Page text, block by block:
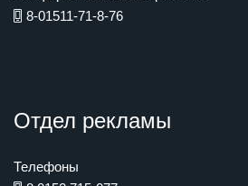
8-01511-71-8-76
Отдел рекламы
Телефоны